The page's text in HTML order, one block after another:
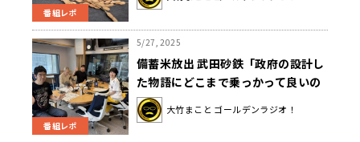
番組レポ
番組レポ
5/27, 2025
備蓄米放出 武田砂鉄「政府の設計し
た物語にどこまで乗っかって良いの
か」
大竹まこと ゴールデンラジオ！